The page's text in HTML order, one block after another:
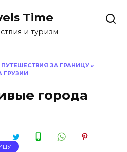
Time
и туризм
ПУТЕШЕСТВИЯ ЗА ГРАНИЦУ »
ГРУЗИИ
города